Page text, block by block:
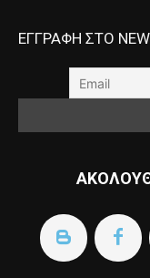
ΕΓΓΡΑΦΗ ΣΤΟ